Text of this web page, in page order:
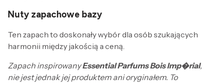
Nuty zapachowe bazy
Ten zapach to doskonały wybór dla osób szukających
harmonii między jakością a ceną.
Zapach inspirowanyEssential Parfums Bois Imp�rial,
nie jest jednak jej produktem ani oryginałem. To